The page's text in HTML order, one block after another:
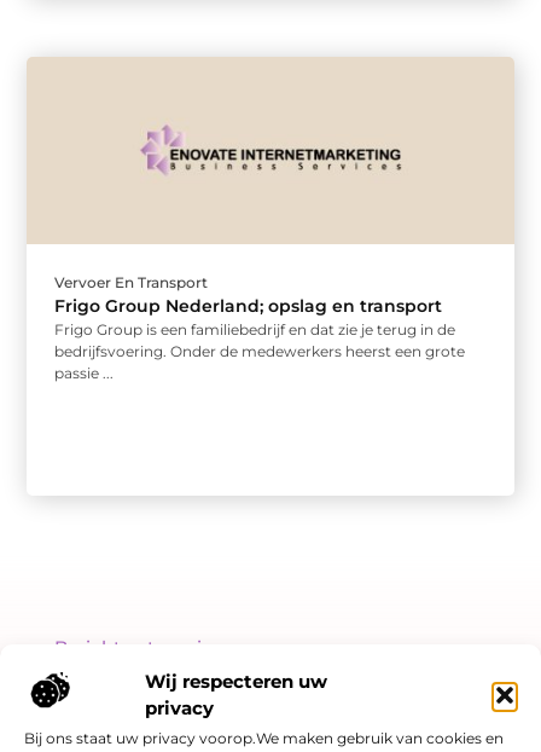
Wij respecteren uw
privacy
Bij ons staat uw privacy voorop.We maken gebruik van cookies en
Vervoer En Transport
Frigo Group Nederland; opslag en transport
Frigo Group is een familiebedrijf en dat zie je terug in de
bedrijfsvoering. Onder de medewerkers heerst een grote
passie ...
Bericht categorie